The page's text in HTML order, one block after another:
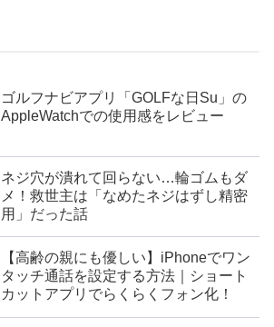
ゴルフナビアプリ「GOLFな日Su」の
AppleWatchでの使用感をレビュー
ネジ穴が潰れて回らない…輪ゴムもダ
メ！救世主は「なめたネジはずし精密
用」だった話
【高齢の親にも優しい】iPhoneでワン
タッチ通話を設定する方法｜ショート
カットアプリでらくらくフォン化！